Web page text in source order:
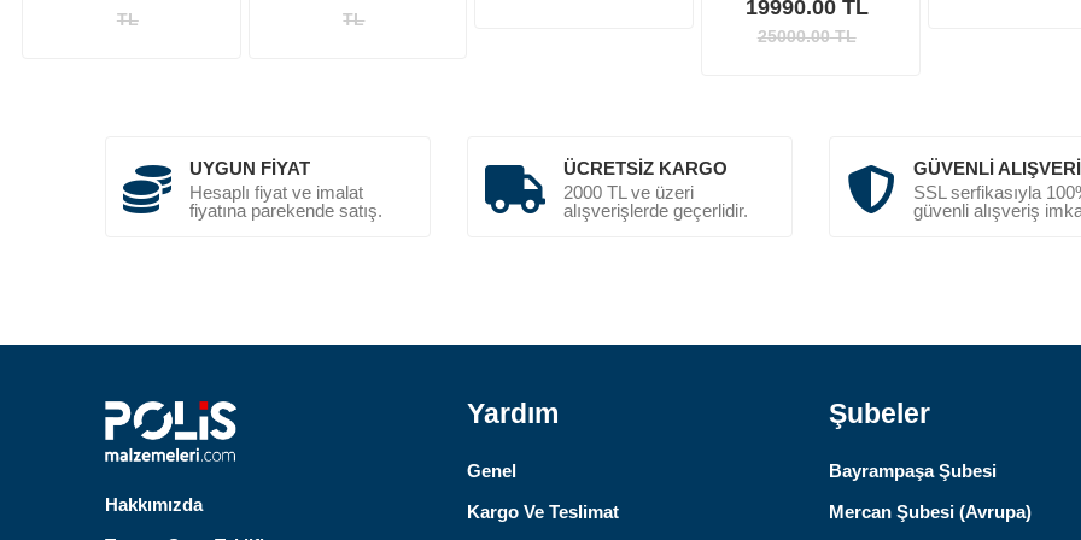
TL
TL
19990.00 TL
25000.00TL
UYGUN FIYAT
Hesaplı fiyat ve imalat
fiyatına parekende satış.
ÜCRETSIZ KARGO
2000 TL ve üzeri
alışverişlerde geçerlidir.
GÜVENLI
SSL serfikasıyla
güvenli alışveriş
Hakkımızda
Yardım
Genel
Kargo Ve Teslimat
Şubeler
Bayrampaşa Şubesi
Mercan Şubesi (Avrupa)